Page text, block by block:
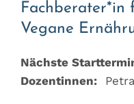
Fachberater*in
Vegane
Nächste
Dozentinnen: